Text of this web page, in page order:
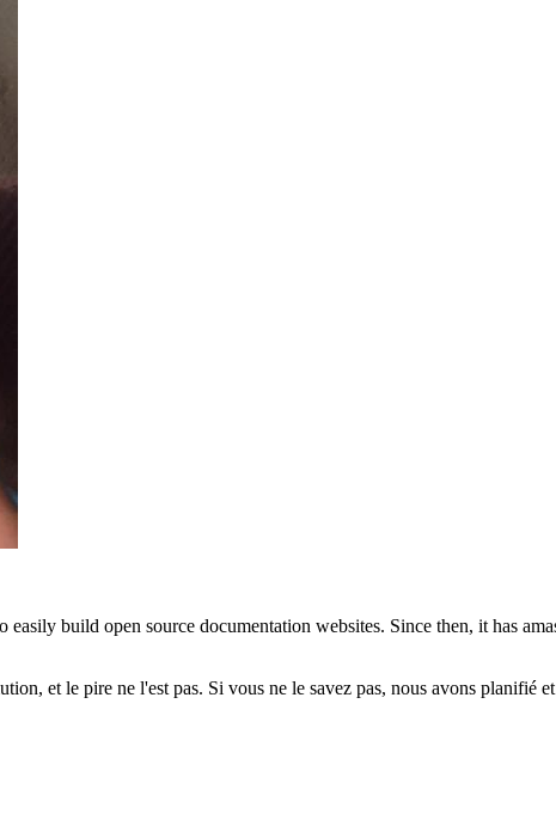
easily build open source documentation websites. Since then, it has
et le pire ne l'est pas. Si vous ne le savez pas, nous avons planifié